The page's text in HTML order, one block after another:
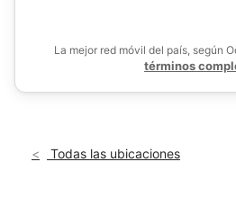
La mejor red móvil del país, según
términos
Todas las ubicaciones